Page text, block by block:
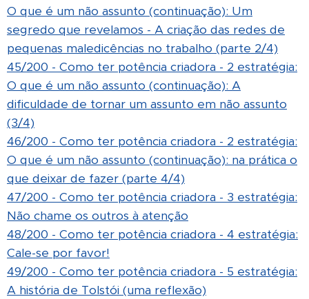
O que é um não assunto (continuação): Um
segredo que revelamos - A criação das redes de
pequenas maledicências no trabalho (parte 2/4)
45/200 - Como ter potência criadora - 2 estratégia:
O que é um não assunto (continuação): A
dificuldade de tornar um assunto em não assunto
(3/4)
46/200 - Como ter potência criadora - 2 estratégia:
O que é um não assunto (continuação): na prática o
que deixar de fazer (parte 4/4)
47/200 - Como ter potência criadora - 3 estratégia:
Não chame os outros à atenção
48/200 - Como ter potência criadora - 4 estratégia:
Cale-se por favor!
49/200 - Como ter potência criadora - 5 estratégia:
A história de Tolstói (uma reflexão)